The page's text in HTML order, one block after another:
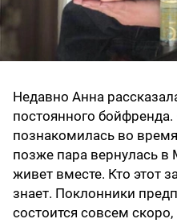
Недавно Анна
постоянного
познакомилась во
позже пара вернулась в
живет вместе. Кто этот
знает. Поклонники
состоится совсем